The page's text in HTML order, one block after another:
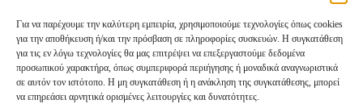
Για να παρέχουμε την καλύτερη εμπειρία, χρησιμοποιούμε τεχνολογίες όπως cookies
για την αποθήκευση ή/και την πρόσβαση σε πληροφορίες συσκευών. Η συγκατάθεση
για τις εν λόγω τεχνολογίες θα μας επιτρέψει να επεξεργαστούμε δεδομένα
προσωπικού χαρακτήρα, όπως συμπεριφορά περιήγησης ή μοναδικά αναγνωριστικά
σε αυτόν τον ιστότοπο. Η μη συγκατάθεση ή η ανάκληση της συγκατάθεσης, μπορεί
να επηρεάσει αρνητικά ορισμένες λειτουργίες και δυνατότητες.